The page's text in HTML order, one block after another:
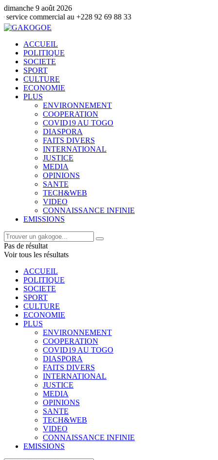
dimanche 9 août 2026
au +228 92 69 88 33
ACCUEIL
POLITIQUE
SOCIETE
SPORT
CULTURE
ECONOMIE
PLUS
ENVIRONNEMENT
COOPERATION
COVID19 AU TOGO
DIASPORA
FAITS DIVERS
INTERNATIONAL
JUSTICE
MEDIA
OPINIONS
SANTE
TECH&WEB
VIDEO
CONNAISSANCE INFINIE
EMISSIONS
Pas de résultat
Voir tous les résultats
ACCUEIL
POLITIQUE
SOCIETE
SPORT
CULTURE
ECONOMIE
PLUS
ENVIRONNEMENT
COOPERATION
COVID19 AU TOGO
DIASPORA
FAITS DIVERS
INTERNATIONAL
JUSTICE
MEDIA
OPINIONS
SANTE
TECH&WEB
VIDEO
CONNAISSANCE INFINIE
EMISSIONS